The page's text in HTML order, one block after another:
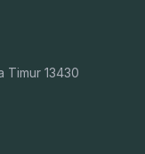
Timur 13430